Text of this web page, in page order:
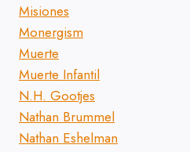
Misiones
Monergism
Muerte
Muerte Infantil
N.H. Gootjes
Nathan Brummel
Nathan Eshelman